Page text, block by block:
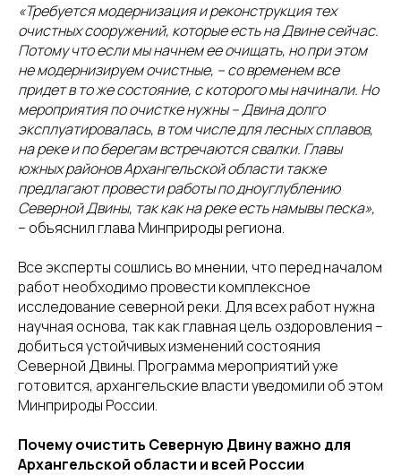
«Требуется модернизация и реконструкция тех
очистных сооружений, которые есть на Двине сейчас.
Потому что если мы начнем ее очищать, но при этом
не модернизируем очистные, – со временем все
придет в то же состояние, с которого мы начинали. Но
мероприятия по очистке нужны – Двина долго
эксплуатировалась, в том числе для лесных сплавов,
на реке и по берегам встречаются свалки. Главы
южных районов Архангельской области также
предлагают провести работы по дноуглублению
Северной Двины, так как на реке есть намывы песка»,
– объяснил глава Минприроды региона.
Все эксперты сошлись во мнении, что перед началом
работ необходимо провести комплексное
исследование северной реки. Для всех работ нужна
научная основа, так как главная цель оздоровления –
добиться устойчивых изменений состояния
Северной Двины. Программа мероприятий уже
готовится, архангельские власти уведомили об этом
Минприроды России.
Почему очистить Северную Двину важно для
Архангельской области и всей России